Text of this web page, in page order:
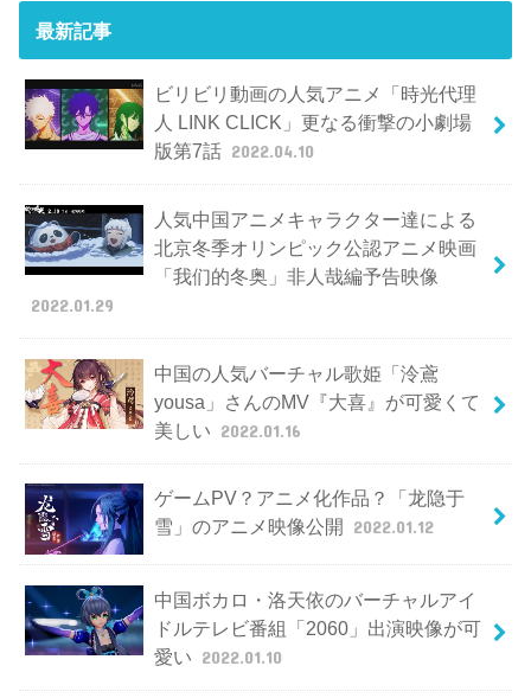
最新記事
ビリビリ動画の人気アニメ「時光代理
人 LINK CLICK」更なる衝撃の小劇場
版第7話 2022.04.10
人気中国アニメキャラクター達による
北京冬季オリンピック公認アニメ映画
「我们的冬奥」非人哉編予告映像
2022.01.29
中国の人気バーチャル歌姫「泠鳶
yousa」さんのMV『大喜』が可愛くて
美しい 2022.01.16
ゲームPV？アニメ化作品？「龙隐于
雪」のアニメ映像公開
2022.01.12
中国ボカロ・洛天依のバーチャルアイ
ドルテレビ番組「2060」出演映像が可
愛い 2022.01.10